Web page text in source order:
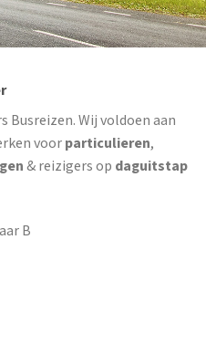
Busreizen. Wij voldoen aan
voorparticulieren,
& reizigers op daguitstap
B